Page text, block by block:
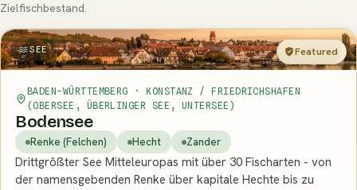
Zielfischbestand.
SEE Featured
BADEN-WÜRTTEMBERG · KONSTANZ / FRIEDRICHSHAFEN
(OBERSEE, ÜBERLINGER SEE, UNTERSEE)
Bodensee
Renke (Felchen) Hecht Zander
Drittgrößter See Mitteleuropas mit über 30 Fischarten - von
der namensgebenden Renke über kapitale Hechte bis zu